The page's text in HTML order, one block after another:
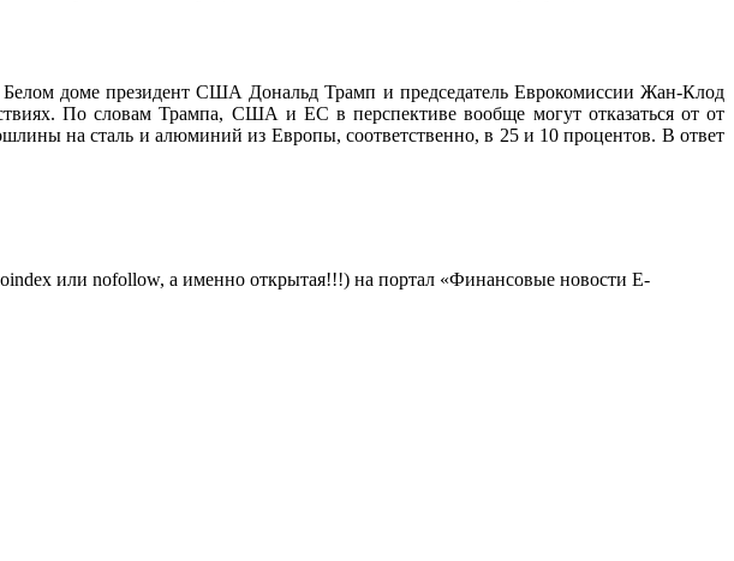
доме президент США Дональд Трамп и председатель Еврокомиссии Жан-Клод
По словам Трампа, США и ЕС в перспективе вообще могут отказаться от от
на сталь и алюминий из Европы, соответственно, в 25 и 10 процентов. В ответ
или nofollow, а именно открытая!!!) на портал «Финансовые новости E-